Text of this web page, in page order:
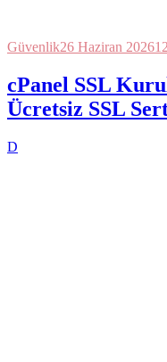
Güvenlik26 Haziran 2026
cPanel SSL
Ücretsiz SSL
D